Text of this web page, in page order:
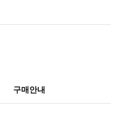
구매안내